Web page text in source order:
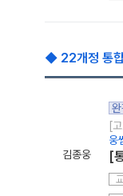
◆ 22개정 통
김종웅
[
웅
[